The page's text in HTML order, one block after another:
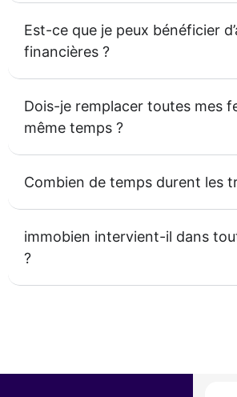
Est-ce que je peux bénéficier
financières ?
Dois-je remplacer toutes mes
même temps ?
Combien de temps durent les
immobien intervient-il dans
?